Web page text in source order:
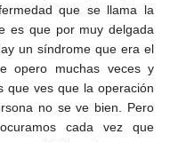
que se llama la
es que por muy delgada
un síndrome que era el
opero muchas veces y
que ves que la operación
no se ve bien. Pero
cada vez que